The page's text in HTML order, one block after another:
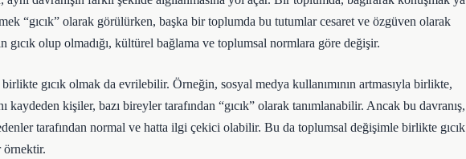
“gıcık” olarak görülürken, başka bir toplumda bu tutumlar cesaret ve özgüven olarak
gıcık olup olmadığı, kültürel bağlama ve toplumsal normlara göre değişir.
gıcık olmak da evrilebilir. Örneğin, sosyal medya kullanımının artmasıyla birlikte,
kaydeden kişiler, bazı bireyler tarafından “gıcık” olarak tanımlanabilir. Ancak bu davranış,
tarafından normal ve hatta ilgi çekici olabilir. Bu da toplumsal değişimle birlikte gıcık
örnektir.